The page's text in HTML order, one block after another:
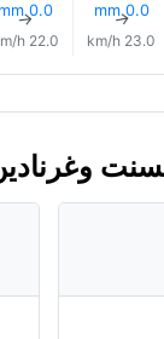
0.0 mm
↑
23.0 km/h
0.0 mm
↑
22.0 km/h